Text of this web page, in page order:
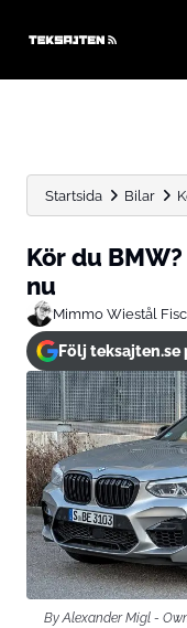
Startsida Bilar
Kör du
nu
Mimmo Wiestål
Följ teksajten.se
By Alexander Migl -